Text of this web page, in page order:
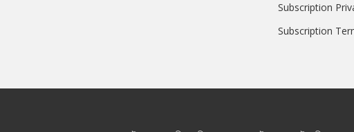
Subscription
Subscription